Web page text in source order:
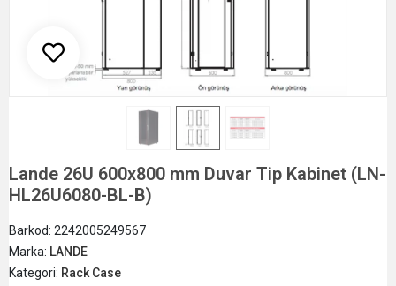
Lande 26U 600x800 mm Duvar Tip Kabinet (LN-
HL26U6080-BL-B)
Barkod: 2242005249567
Marka: LANDE
Kategori: Rack Case